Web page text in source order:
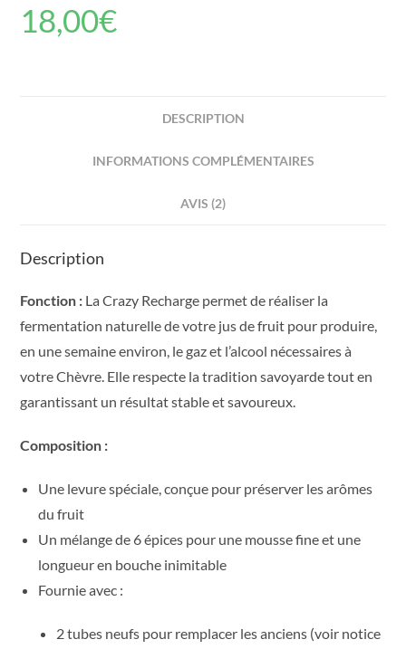
Originale
+
sur 5
basé sur
18,00€
DESCRIPTION
INFORMATIONS COMPLÉMENTAIRES
AVIS (2)
Description
Fonction : La Crazy Recharge permet de réaliser la
fermentation naturelle de votre jus de fruit pour produire,
en une semaine environ, le gaz et l’alcool nécessaires à
votre Chèvre. Elle respecte la tradition savoyarde tout en
garantissant un résultat stable et savoureux.
Composition :
Une levure spéciale, conçue pour préserver les arômes
du fruit
Un mélange de 6 épices pour une mousse fine et une
longueur en bouche inimitable
Fournie avec :
2 tubes neufs pour remplacer les anciens (voir notice